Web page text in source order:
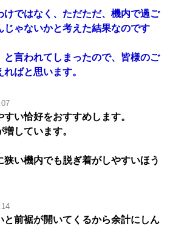
けではなく、ただただ、機内で過ご
じゃないかと考えた結果なのです
と言われてしまったので、皆様のご
ばと思います。
い恰好をおすすめします。
しています。
狭い機内でも脱ぎ着がしやすいほう
と前裾が開いてくるから余計にしん